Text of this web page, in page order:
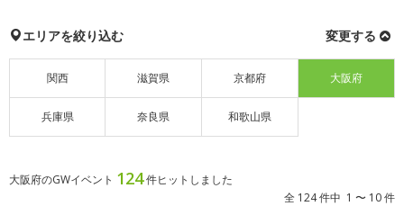
エリアを絞り込む 変更する
関西 滋賀県 京都府 大阪府
兵庫県 奈良県 和歌山県
大阪府のGWイベント 124件ヒットしました
全 124 件中 1 〜 10 件